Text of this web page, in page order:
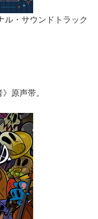
ル・サウンドトラック
原声带。